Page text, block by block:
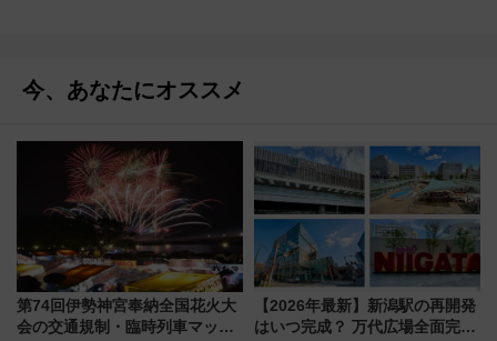
今、あなたにオススメ
第74回伊勢神宮奉納全国花火大
会の交通規制・臨時列車マッ
【2026年最新】新潟駅の再開発
はいつ完成？ 万代広場全面完成